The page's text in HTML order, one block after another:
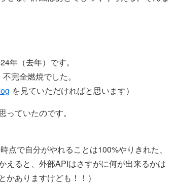
年（去年）です。
完全燃焼でした。
を見ていただければと思います）
ていたのです。
で自分がやれることは100%やりきれた、
えると、外部APIはさすがに何が出来るかは
ありますけども！！）